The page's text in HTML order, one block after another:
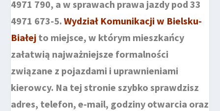
4971 790, a w sprawach prawa jazdy pod 33
4971 673-5.Wydział Komunikacji w Bielsku-
Białej to miejsce, w którym mieszkańcy
załatwią najważniejsze formalności
związane z pojazdami i uprawnieniami
kierowcy. Na tej stronie szybko sprawdzisz
adres, telefon, e-mail, godziny otwarcia oraz